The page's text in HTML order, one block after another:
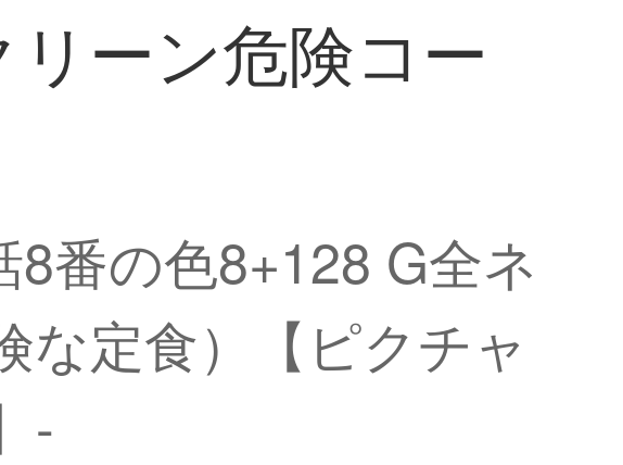
ーン危険コー
番の色8+128 G全ネ
な定食）【ピクチャ
-